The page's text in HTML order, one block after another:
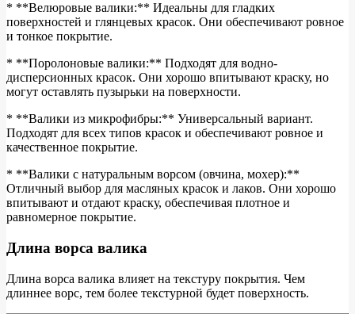
* **Велюровые валики:** Идеальны для гладких
поверхностей и глянцевых красок. Они обеспечивают ровное
и тонкое покрытие.
* **Поролоновые валики:** Подходят для водно-
дисперсионных красок. Они хорошо впитывают краску, но
могут оставлять пузырьки на поверхности.
* **Валики из микрофибры:** Универсальный вариант.
Подходят для всех типов красок и обеспечивают ровное и
качественное покрытие.
* **Валики с натуральным ворсом (овчина, мохер):**
Отличный выбор для масляных красок и лаков. Они хорошо
впитывают и отдают краску, обеспечивая плотное и
равномерное покрытие.
Длина ворса валика
Длина ворса валика влияет на текстуру покрытия. Чем
длиннее ворс, тем более текстурной будет поверхность.